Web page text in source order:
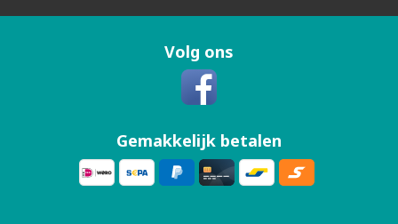
Volg ons
Gemakkelijk betalen